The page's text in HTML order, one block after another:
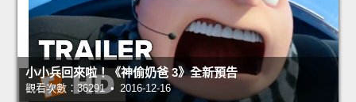
小小兵回來啦！《神偷奶爸 3》全新預告
觀看次數：36291 • 2016-12-16